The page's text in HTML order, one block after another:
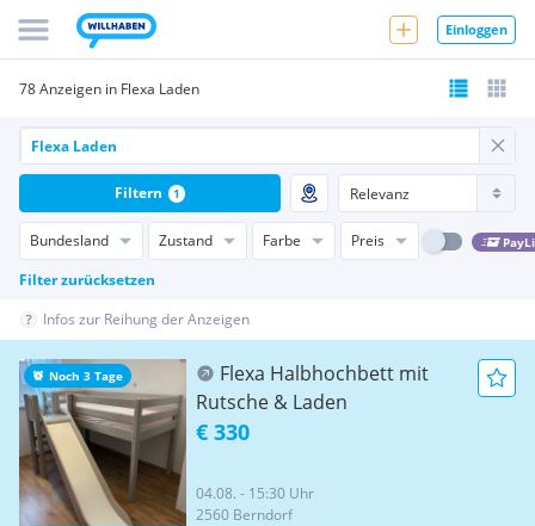
Einloggen
78 Anzeigen in Flexa Laden
Bundesland Zustand Farbe Preis
Filter zurücksetzen
Filtern 1
Infos zur Reihung der Anzeigen
Noch 3 Tage
Flexa Halbhochbett mit
Rutsche & Laden
€ 330
04.08. - 15:30 Uhr
2560 Berndorf